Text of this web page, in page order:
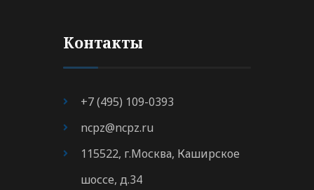
Контакты
+7 (495) 109-0393
ncpz@ncpz.ru
115522, г.Москва, Каширское
шоссе, д.34